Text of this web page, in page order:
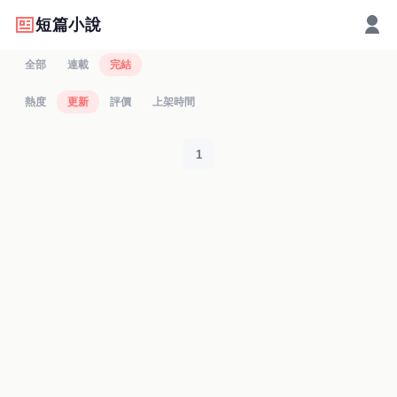
短篇小說
全部 連載 完結
熱度 更新 評價 上架時間
1